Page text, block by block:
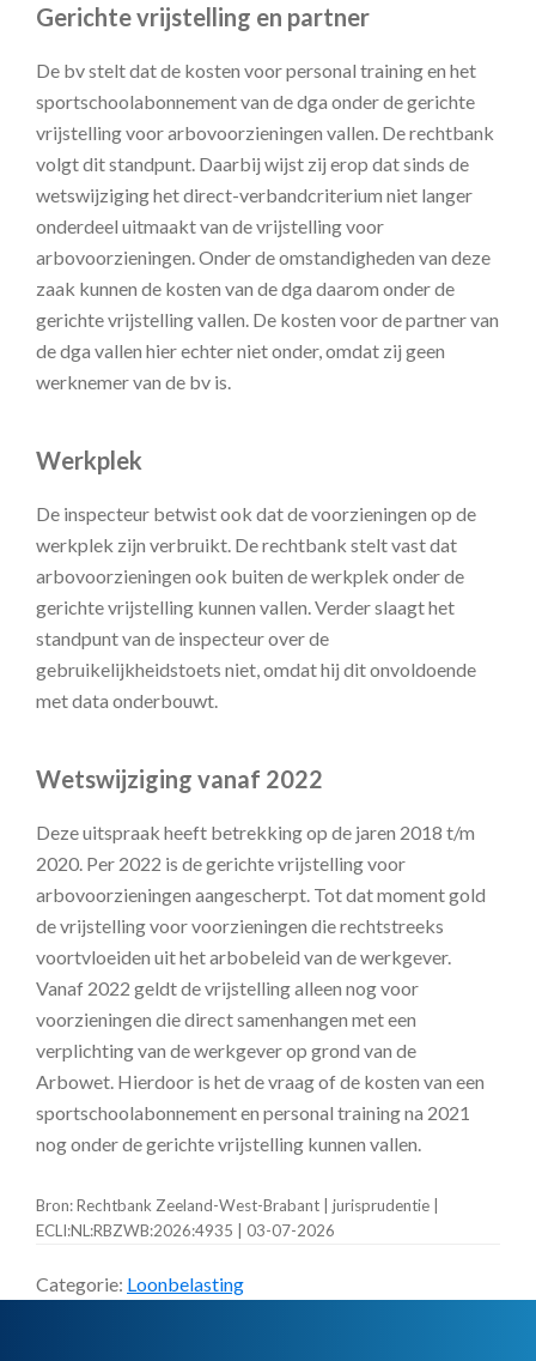
Gerichte vrijstelling en partner
De bv stelt dat de kosten voor personal training en het
sportschoolabonnement van de dga onder de gerichte
vrijstelling voor arbovoorzieningen vallen. De rechtbank
volgt dit standpunt. Daarbij wijst zij erop dat sinds de
wetswijziging het direct-verbandcriterium niet langer
onderdeel uitmaakt van de vrijstelling voor
arbovoorzieningen. Onder de omstandigheden van deze
zaak kunnen de kosten van de dga daarom onder de
gerichte vrijstelling vallen. De kosten voor de partner van
de dga vallen hier echter niet onder, omdat zij geen
werknemer van de bv is.
Werkplek
De inspecteur betwist ook dat de voorzieningen op de
werkplek zijn verbruikt. De rechtbank stelt vast dat
arbovoorzieningen ook buiten de werkplek onder de
gerichte vrijstelling kunnen vallen. Verder slaagt het
standpunt van de inspecteur over de
gebruikelijkheidstoets niet, omdat hij dit onvoldoende
met data onderbouwt.
Wetswijziging vanaf 2022
Deze uitspraak heeft betrekking op de jaren 2018 t/m
2020. Per 2022 is de gerichte vrijstelling voor
arbovoorzieningen aangescherpt. Tot dat moment gold
de vrijstelling voor voorzieningen die rechtstreeks
voortvloeiden uit het arbobeleid van de werkgever.
Vanaf 2022 geldt de vrijstelling alleen nog voor
voorzieningen die direct samenhangen met een
verplichting van de werkgever op grond van de
Arbowet. Hierdoor is het de vraag of de kosten van een
sportschoolabonnement en personal training na 2021
nog onder de gerichte vrijstelling kunnen vallen.
Bron: Rechtbank Zeeland-West-Brabant | jurisprudentie |
ECLI:NL:RBZWB:2026:4935 | 03-07-2026
Categorie: Loonbelasting